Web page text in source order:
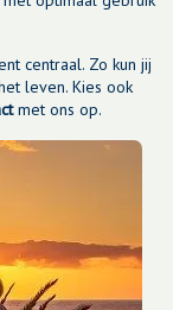
centraal. Zo kun jij
leven. Kies ook
met ons op.